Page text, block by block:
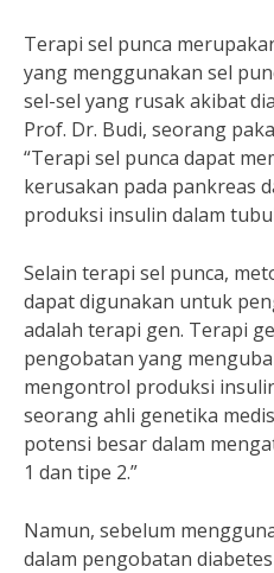
Terapi sel punca
yang menggunakan sel
sel-sel yang rusak akibat
Prof. Dr. Budi, seorang
“Terapi sel punca dapat
kerusakan pada pankreas
produksi insulin dalam
Selain terapi sel punca,
dapat digunakan untuk
adalah terapi gen. Terapi
pengobatan yang
mengontrol produksi
seorang ahli genetika
potensi besar dalam
1 dan tipe 2.”
Namun, sebelum
dalam pengobatan